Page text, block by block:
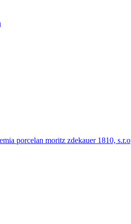
porcelan moritz zdekauer 1810, s.r.o